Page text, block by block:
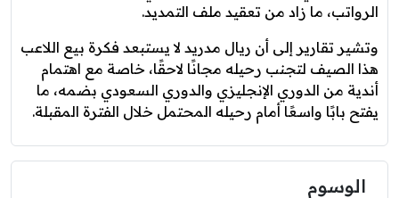
الرواتب، ما زاد من تعقيد ملف التمديد.
وتشير تقارير إلى أن ريال مدريد لا يستبعد فكرة بيع اللاعب
هذا الصيف لتجنب رحيله مجانًا لاحقًا، خاصة مع اهتمام
أندية من الدوري الإنجليزي والدوري السعودي بضمه، ما
يفتح بابًا واسعًا أمام رحيله المحتمل خلال الفترة المقبلة.
الوسوم